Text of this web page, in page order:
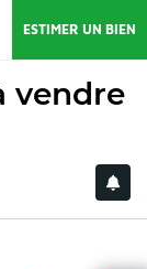
ESTIMER UN BIEN
vendre